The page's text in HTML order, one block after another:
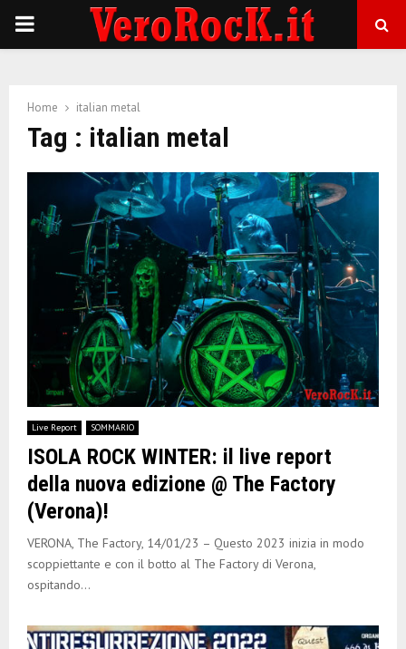
P
M
M
N
U
Home italian metal
Tag : italian metal
Live Report SOMMARIO
ISOLA ROCK WINTER: il live report
della nuova edizione @ The Factory
(Verona)!
VERONA, The Factory, 14/01/23 – Questo 2023 inizia in modo
scoppiettante e con il botto al The Factory di Verona,
ospitando...